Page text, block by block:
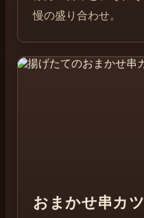
慢の盛り合わせ。
おまかせ串カツ